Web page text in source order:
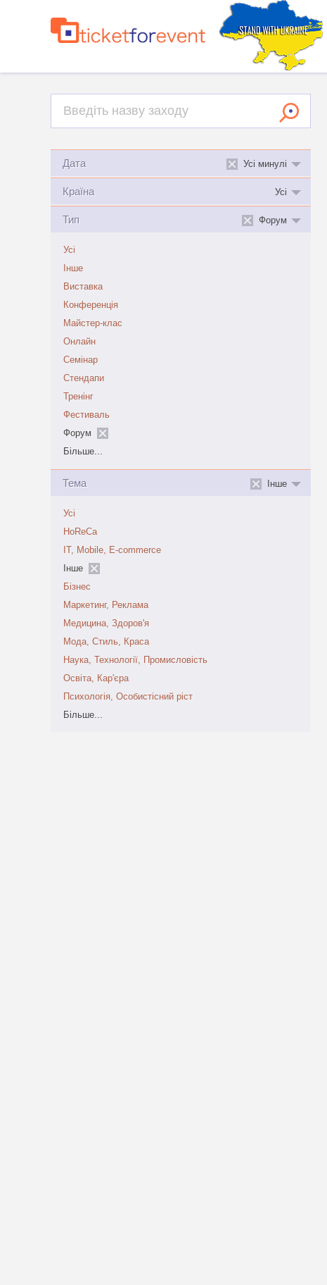
Дата Усі минулі
Країна Усі
Тип Форум
Усі
Інше
Виставка
Конференція
Майстер-клас
Онлайн
Семінар
Стендапи
Тренінг
Фестиваль
Форум
Більше...
Тема Інше
Усі
HoReCa
IT, Mobile, E-commerce
Інше
Бізнес
Маркетинг, Реклама
Медицина, Здоров'я
Мода, Стиль, Краса
Наука, Технології, Промисловість
Освіта, Кар'єра
Психологія, Особистісний ріст
Більше...